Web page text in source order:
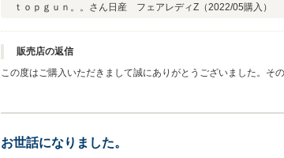
ｔｏｐｇｕｎ。。さん 日産 フェアレディZ（2022/05購入）
販売店の返信
この度はご購入いただきまして誠にありがとうございました。そ
お世話になりました。